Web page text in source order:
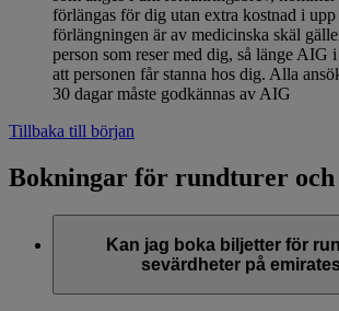
förlängas för dig utan extra kostnad i
förlängningen är av medicinska skäl
person som reser med dig, så länge AIG
att personen får stanna hos dig. Alla
30 dagar måste godkännas av AIG
Tillbaka till början
Bokningar för rundturer och
Kan jag boka biljetter för
sevärdheter på